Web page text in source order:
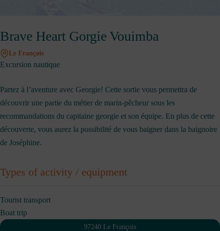
Brave Heart Gorgie Vouimba
Le François
Excursion nautique
Partez à l’aventure avec Georgie! Cette sortie vous permettra de
découvrir une partie du métier de marin-pêcheur sous les
recommandations du capitaine georgie et son équipe. En plus de cette
découverte, vous aurez la possibilité de vous baigner dans la baignoire
de Joséphine.
Types of activity / equipment
Tourist transport
Boat trip
97240 Le François